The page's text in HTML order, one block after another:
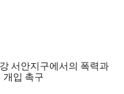
서안지구에서의 폭력과
개입 촉구